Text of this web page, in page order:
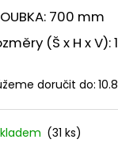
700 mm
(Š x H x
doručit do:
(31 ks)